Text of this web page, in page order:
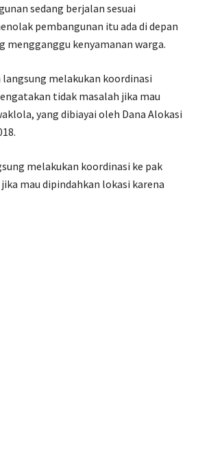
sedang berjalan sesuai
pembangunan itu ada di depan
mengganggu kenyamanan warga.
melakukan koordinasi
tidak masalah jika mau
yang dibiayai oleh Dana Alokasi
melakukan koordinasi ke pak
mau dipindahkan lokasi karena